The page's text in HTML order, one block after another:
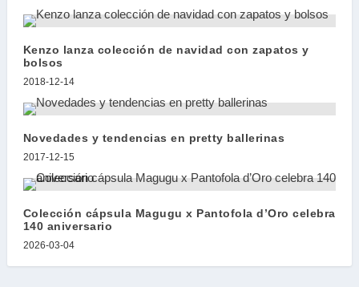
Kenzo lanza colección de navidad con zapatos y
bolsos
2018-12-14
Novedades y tendencias en pretty ballerinas
2017-12-15
Colección cápsula Magugu x Pantofola d’Oro celebra
140 aniversario
2026-03-04